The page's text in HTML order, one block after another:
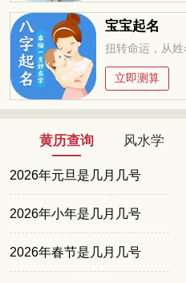
宝宝起名
扭转命运，从
立即测算
黄历查询 风水学
2026年元旦是几月几号
2026年小年是几月几号
2026年春节是几月几号